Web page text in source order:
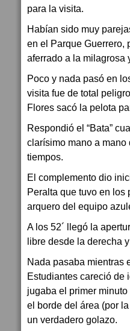
para la visita.
Habían sido muy
en el Parque Guerrero,
aferrado a la milagrosa
Poco y nada pasó en
visita fue de total
Flores sacó la pelota
Respondió el “Bata”
clarísimo mano a
tiempos.
El complemento dio
Peralta que tuvo en los
arquero del equipo
A los 52´ llegó la
libre desde la derecha
Nada pasaba mientras
Estudiantes careció de
jugaba el primer
el borde del área (por
un verdadero golazo.